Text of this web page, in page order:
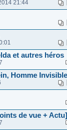
21:44
et autres héros
Homme
de vue + Actu]